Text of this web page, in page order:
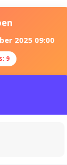
2025 09:00
9